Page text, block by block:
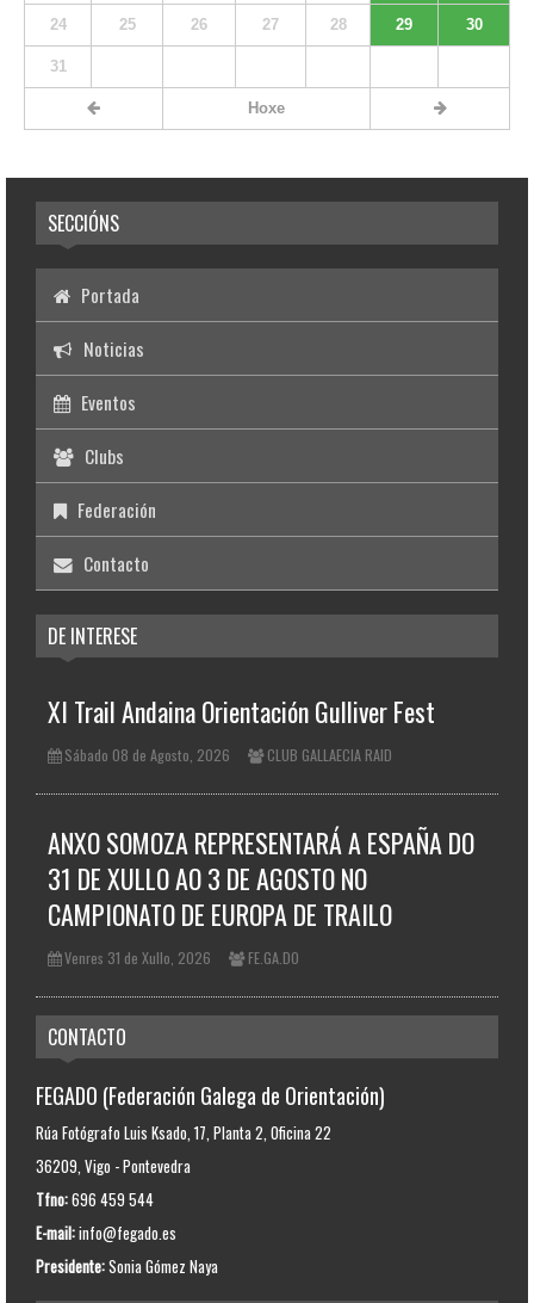
24 25 26 27 28 29 30
31
Hoxe
SECCIÓNS
Portada
Noticias
Eventos
Clubs
Federación
Contacto
DE INTERESE
XI Trail Andaina Orientación Gulliver Fest
Sábado 08 de Agosto, 2026 CLUB GALLAECIA RAID
ANXO SOMOZA REPRESENTARÁ A ESPAÑA DO
31 DE XULLO AO 3 DE AGOSTO NO
CAMPIONATO DE EUROPA DE TRAILO
Venres 31 de Xullo, 2026 FE.GA.DO
CONTACTO
FEGADO (Federación Galega de Orientación)
Rúa Fotógrafo Luis Ksado, 17, Planta 2, Oficina 22
36209, Vigo - Pontevedra
Tfno:696 459 544
E-mail:info@fegado.es
Presidente:Sonia Gómez Naya